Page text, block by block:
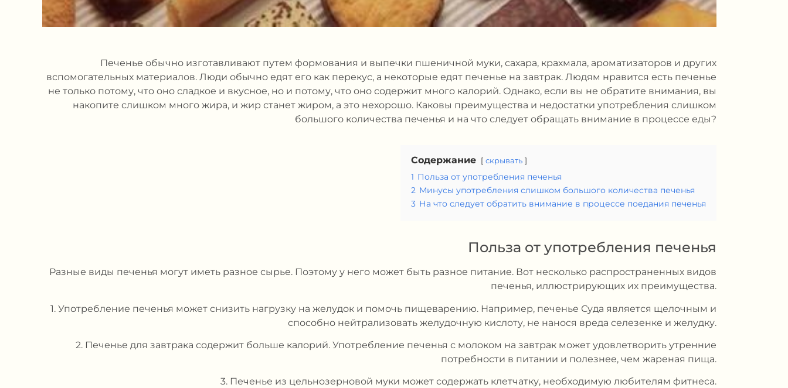
Печенье обычно изготавливают путем формования и выпечки пшеничной муки, сахара, крахмала, ароматизаторов и других
вспомогательных материалов. Люди обычно едят его как перекус, а некоторые едят печенье на завтрак. Людям нравится есть печенье
не только потому, что оно сладкое и вкусное, но и потому, что оно содержит много калорий. Однако, если вы не обратите внимания, вы
накопите слишком много жира, и жир станет жиром, а это нехорошо. Каковы преимущества и недостатки употребления слишком
большого количества печенья и на что следует обращать внимание в процессе еды?
Содержание скрывать
1 Польза от употребления печенья
2 Минусы употребления слишком большого количества печенья
3 На что следует обратить внимание в процессе поедания печенья
Польза от употребления печенья
Разные виды печенья могут иметь разное сырье. Поэтому у него может быть разное питание. Вот несколько распространенных видов
печенья, иллюстрирующих их преимущества.
1. Употребление печенья может снизить нагрузку на желудок и помочь пищеварению. Например, печенье Суда является щелочным и
способно нейтрализовать желудочную кислоту, не нанося вреда селезенке и желудку.
2. Печенье для завтрака содержит больше калорий. Употребление печенья с молоком на завтрак может удовлетворить утренние
потребности в питании и полезнее, чем жареная пища.
3. Печенье из цельнозерновой муки может содержать клетчатку, необходимую любителям фитнеса.